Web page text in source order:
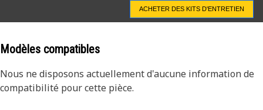
ACHETER DES KITS D'ENTRETIEN
Modèles compatibles
Nous ne disposons actuellement d'aucune information de
compatibilité pour cette pièce.